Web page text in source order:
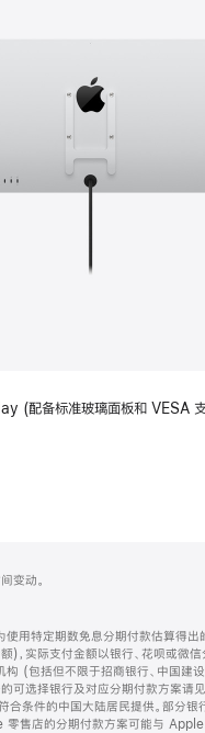
(配备标准玻璃面板和 VESA
变动。
使用特定期数免息分期付款估算得
)，实际支付金额以银行、花呗或微
(包括但不限于招商银行、中国建
可选择银行及对应分期付款方案请
合条件的中国大陆居民提供。部分银
零售店的分期付款方案可能与